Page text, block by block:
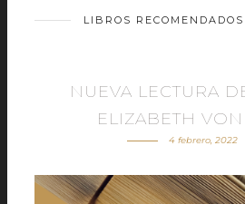
LIBROS RECOMENDADOS
NUEVA LECTURA
ELIZABETH
4 febrero, 2022